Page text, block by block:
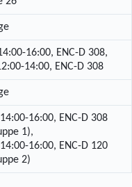
16:00, ENC-D 308,
14:00, ENC-D 308
16:00, ENC-D 308
1),
16:00, ENC-D 120
2)